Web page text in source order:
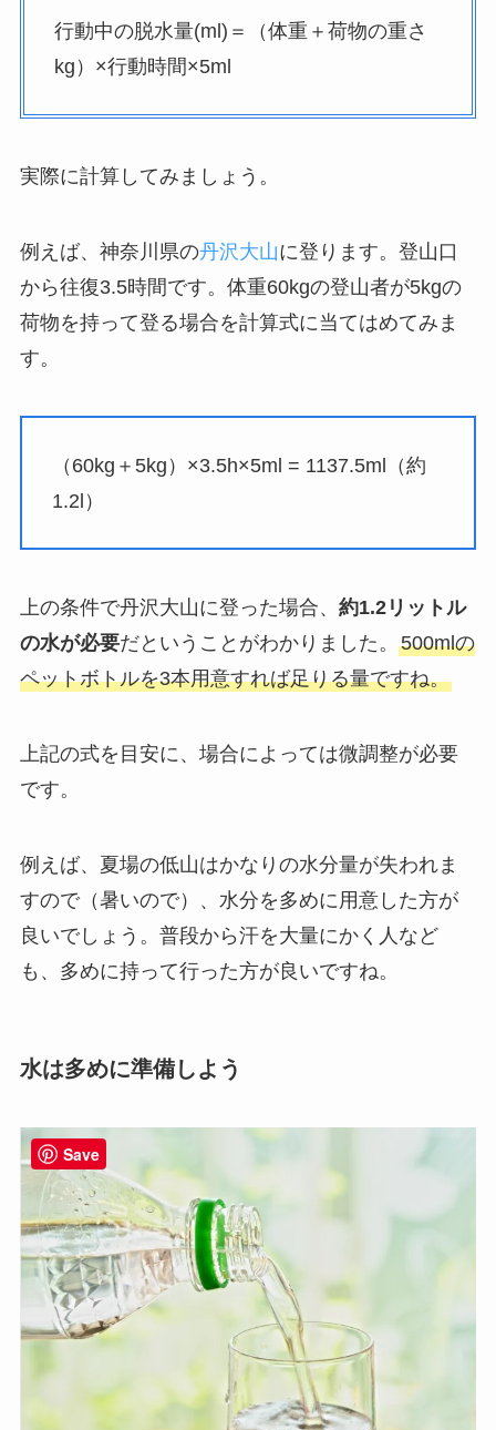
行動中の脱水量(ml)＝（体重＋荷物の重さ
kg）×行動時間×5ml
実際に計算してみましょう。
例えば、神奈川県の丹沢大山に登ります。登山口
から往復3.5時間です。体重60kgの登山者が5kgの
荷物を持って登る場合を計算式に当てはめてみま
す。
（60kg＋5kg）×3.5h×5ml = 1137.5ml（約
1.2l）
上の条件で丹沢大山に登った場合、 約1.2リットル
の水が必要だということがわかりました。 500mlの
ペットボトルを3本用意すれば足りる量ですね。
上記の式を目安に、場合によっては微調整が必要
です。
例えば、夏場の低山はかなりの水分量が失われま
すので（暑いので）、水分を多めに用意した方が
良いでしょう。普段から汗を大量にかく人など
も、多めに持って行った方が良いですね。
水は多めに準備しよう
Save